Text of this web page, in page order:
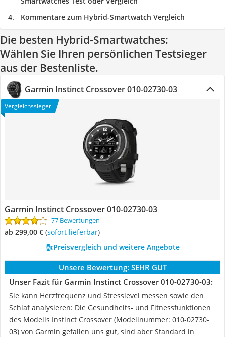
Kommentare zum Hybrid-Smartwatch Vergleich
Die besten Hybrid-Smartwatches:
Wählen Sie Ihren persönlichen Testsieger
aus der Bestenliste.
Garmin Instinct Crossover ‎010-02730-03
Vergleichssieger
Garmin Instinct Crossover ‎010-02730-03
77 Bewertungen
ab 299,00 € ( Sofort lieferbar)
Preisvergleich und weitere Angebote
Unsere Bewertung: SEHR GUT
Unser Fazit für Garmin Instinct Crossover ‎010-02730-03:
Sie kann Herzfrequenz und Stresslevel messen sowie den
Schlaf analysieren: Die Gesundheits- und Fitnessfunktionen
des Modells Instinct Crossover (Modellnummer: ‎010-02730-
03) von Garmin gefallen uns gut, sind aber Standard in